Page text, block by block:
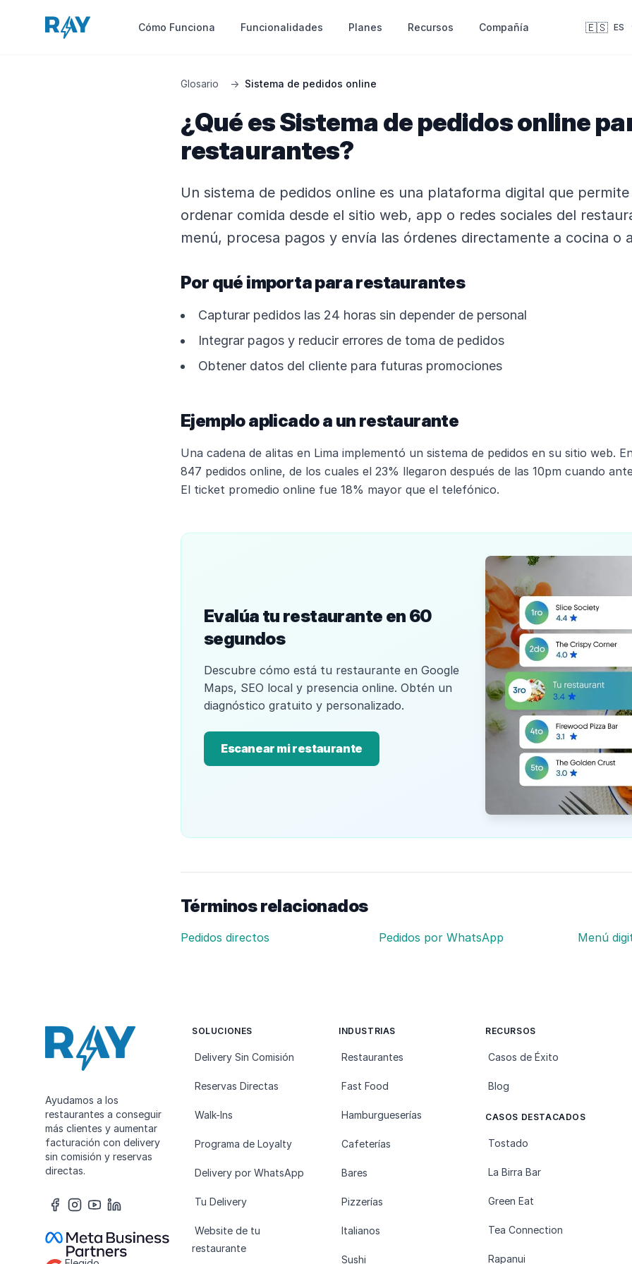
Cómo Funciona Funcionalidades Planes Recursos Compañía 🇪🇸 ES
Glosario → Sistema de pedidos online
¿Qué es Sistema de pedidos online
restaurantes?
Un sistema de pedidos online es una plataforma digital que
ordenar comida desde el sitio web, app o redes sociales del
menú, procesa pagos y envía las órdenes directamente a cocina o
Por qué importa para restaurantes
Capturar pedidos las 24 horas sin depender de personal
Integrar pagos y reducir errores de toma de pedidos
Obtener datos del cliente para futuras promociones
Ejemplo aplicado a un restaurante
Una cadena de alitas en Lima implementó un sistema de pedidos en su sitio web.
847 pedidos online, de los cuales el 23% llegaron después de las 10pm cuando
El ticket promedio online fue 18% mayor que el telefónico.
Evalúa tu restaurante en 60
segundos
Descubre cómo está tu restaurante en Google
Maps, SEO local y presencia online. Obtén un
diagnóstico gratuito y personalizado.
Escanear mi restaurante
Términos relacionados
Pedidos directos Pedidos por WhatsApp Menú
Ayudamos a los
restaurantes a conseguir
más clientes y aumentar
facturación con delivery
sin comisión y reservas
directas.
SOLUCIONES
Delivery Sin Comisión
Reservas Directas
Walk-Ins
Programa de Loyalty
Delivery por WhatsApp
Tu Delivery
Website de tu
restaurante
INDUSTRIAS
Restaurantes
Fast Food
Hamburgueserías
Cafeterías
Bares
Pizzerías
Italianos
Sushi
RECURSOS
Casos de Éxito
Blog
CASOS DESTACADOS
Tostado
La Birra Bar
Green Eat
Tea Connection
Rapanui